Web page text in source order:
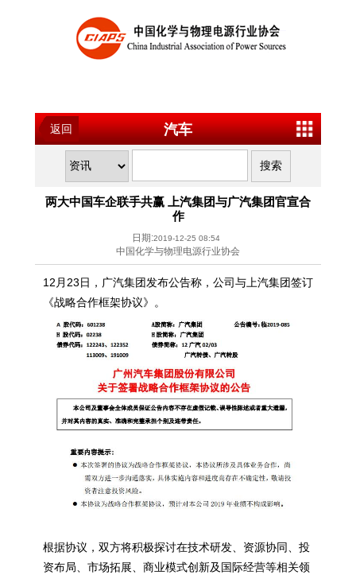
返回 汽车
两大中国车企联手共赢 上汽集团与广汽集团官宣合
作
日期:2019-12-25 08:54
中国化学与物理电源行业协会
12月23日，广汽集团发布公告称，公司与上汽集团签订
《战略合作框架协议》。
根据协议，双方将积极探讨在技术研发、资源协同、投
资布局、市场拓展、商业模式创新及国际经营等相关领